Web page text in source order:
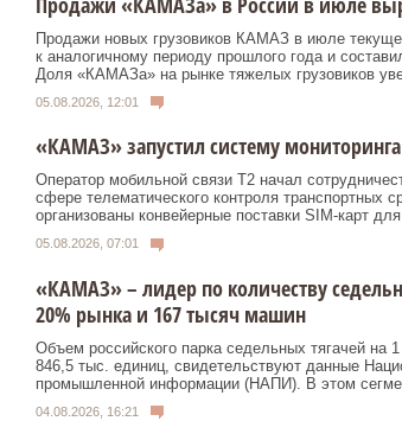
Продажи новых грузовиков КАМАЗ в июле
к аналогичному периоду прошлого года и
Доля «КАМАЗа» на рынке тяжелых грузовиков
05.08.2026, 12:01
«КАМАЗ» запустил систему мониторинга
Оператор мобильной связи T2 начал
сфере телематического контроля транспортных
организованы конвейерные поставки SIM‑карт
05.08.2026, 07:01
«КАМАЗ» – лидер по количеству
20% рынка и 167 тысяч машин
Объем российского парка седельных тягачей на
846,5 тыс. единиц, свидетельствуют данные
промышленной информации (НАПИ). В этом
04.08.2026, 16:21